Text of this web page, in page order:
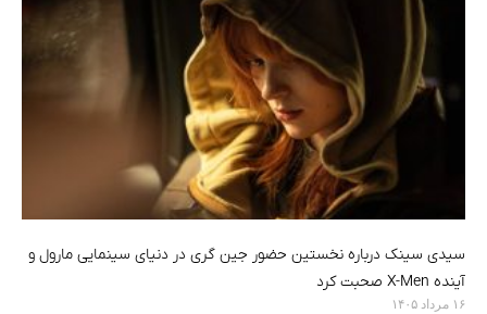
سیدی سینک درباره نخستین حضور جین گری در دنیای سینمایی مارول و
آینده X-Men صحبت کرد
۱۶ مرداد ۱۴۰۵